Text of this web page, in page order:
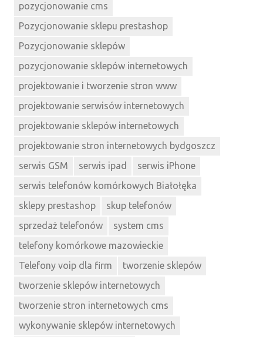
pozycjonowanie cms
Pozycjonowanie sklepu prestashop
Pozycjonowanie sklepów
pozycjonowanie sklepów internetowych
projektowanie i tworzenie stron www
projektowanie serwisów internetowych
projektowanie sklepów internetowych
projektowanie stron internetowych bydgoszcz
serwis GSM
serwis ipad
serwis iPhone
serwis telefonów komórkowych Białołęka
sklepy prestashop
skup telefonów
sprzedaż telefonów
system cms
telefony komórkowe mazowieckie
Telefony voip dla firm
tworzenie sklepów
tworzenie sklepów internetowych
tworzenie stron internetowych cms
wykonywanie sklepów internetowych